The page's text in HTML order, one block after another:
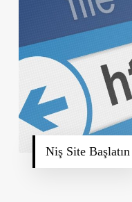
Niş Site Başlatın